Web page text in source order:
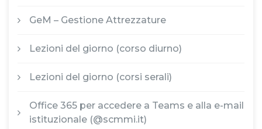
GeM – Gestione Attrezzature
Lezioni del giorno (corso diurno)
Lezioni del giorno (corsi serali)
Office 365 per accedere a Teams e alla e-mail
istituzionale (@scmmi.it)